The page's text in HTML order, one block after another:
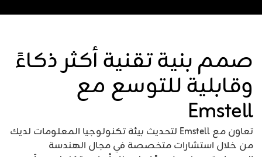
صمم بنية تقنية أكثر ذكاءً
وقابلية للتوسع مع
Emstell
تعاون مع Emstell لتحديث بيئة تكنولوجيا المعلومات لديك
من خلال استشارات متخصصة في مجال الهندسة